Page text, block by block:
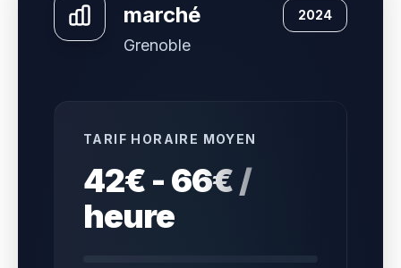
marché
Grenoble
2024
TARIF HORAIRE MOYEN
42€ - 66€ /
heure